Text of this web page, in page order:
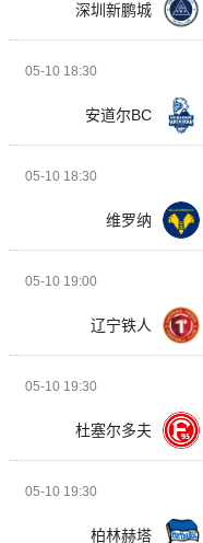
深圳新鹏城
05-10 18:30
安道尔BC
05-10 18:30
维罗纳
05-10 19:00
辽宁铁人
05-10 19:30
杜塞尔多夫
05-10 19:30
柏林赫塔